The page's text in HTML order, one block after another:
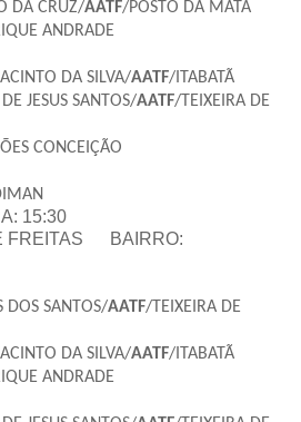
DA CRUZ/AATF/POSTO DA MATA
ANDRADE
DA SILVA/AATF/ITABATÃ
JESUS SANTOS/AATF/TEIXEIRA DE
CONCEIÇÃO
15:30
FREITAS
BAIRRO:
DOS SANTOS/AATF/TEIXEIRA DE
DA SILVA/AATF/ITABATÃ
ANDRADE